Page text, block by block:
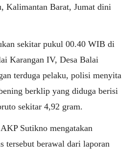
Kalimantan Barat, Jumat dini
sekitar pukul 00.40 WIB di
Karangan IV, Desa Balai
terduga pelaku, polisi menyita
berklip yang diduga berisi
sekitar 4,92 gram.
Sutikno mengatakan
tersebut berawal dari laporan